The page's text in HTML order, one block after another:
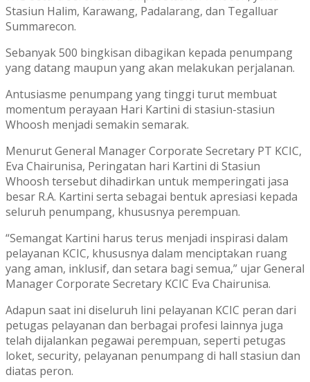
Stasiun Halim, Karawang, Padalarang, dan Tegalluar
Summarecon.
Sebanyak 500 bingkisan dibagikan kepada penumpang
yang datang maupun yang akan melakukan perjalanan.
Antusiasme penumpang yang tinggi turut membuat
momentum perayaan Hari Kartini di stasiun-stasiun
Whoosh menjadi semakin semarak.
Menurut General Manager Corporate Secretary PT KCIC,
Eva Chairunisa, Peringatan hari Kartini di Stasiun
Whoosh tersebut dihadirkan untuk memperingati jasa
besar R.A. Kartini serta sebagai bentuk apresiasi kepada
seluruh penumpang, khususnya perempuan.
“Semangat Kartini harus terus menjadi inspirasi dalam
pelayanan KCIC, khususnya dalam menciptakan ruang
yang aman, inklusif, dan setara bagi semua,” ujar General
Manager Corporate Secretary KCIC Eva Chairunisa.
Adapun saat ini diseluruh lini pelayanan KCIC peran dari
petugas pelayanan dan berbagai profesi lainnya juga
telah dijalankan pegawai perempuan, seperti petugas
loket, security, pelayanan penumpang di hall stasiun dan
diatas peron.